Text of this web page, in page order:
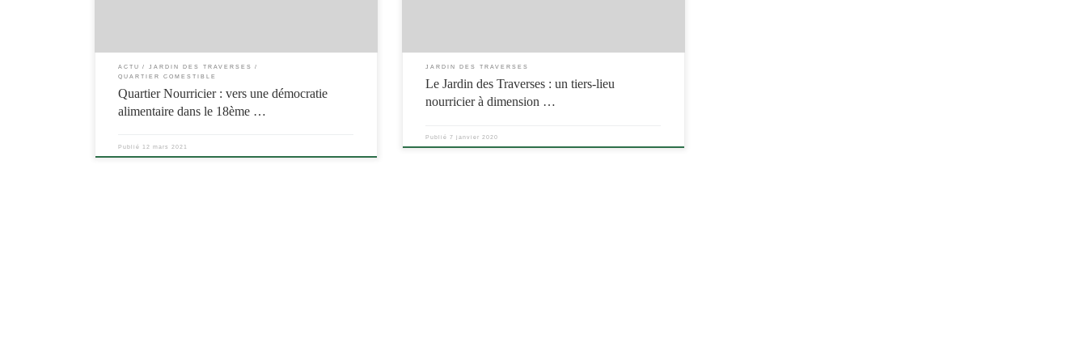
ACTU
JARDIN DES TRAVERSES
QUARTIER COMESTIBLE
Quartier Nourricier : vers une démocratie
alimentaire dans le 18ème …
Publié 12 mars 2021
JARDIN DES TRAVERSES
Le Jardin des Traverses : un tiers-lieu
nourricier à dimension …
Publié7 janvier 2020